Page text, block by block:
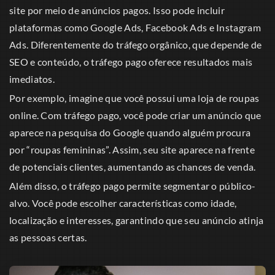
site por meio de anúncios pagos. Isso pode incluir
plataformas como Google Ads, Facebook Ads e Instagram
Ads. Diferentemente do tráfego orgânico, que depende de
SEO e conteúdo, o tráfego pago oferece resultados mais
imediatos.
Por exemplo, imagine que você possui uma loja de roupas
online. Com tráfego pago, você pode criar um anúncio que
aparece na pesquisa do Google quando alguém procura
por “roupas femininas”. Assim, seu site aparece na frente
de potenciais clientes, aumentando as chances de venda.
Além disso, o tráfego pago permite segmentar o público-
alvo. Você pode escolher características como idade,
localização e interesses, garantindo que seu anúncio atinja
as pessoas certas.